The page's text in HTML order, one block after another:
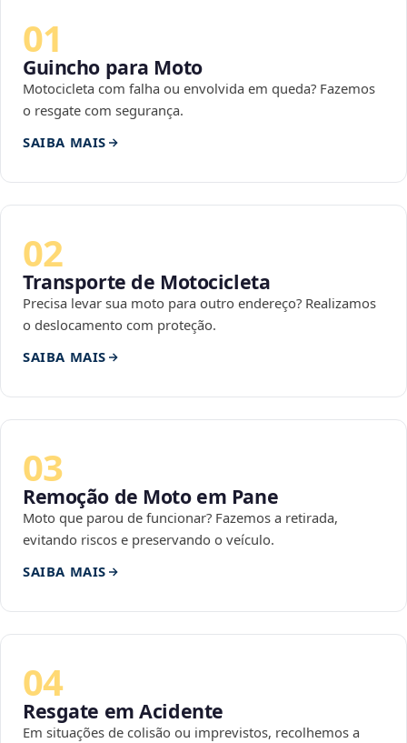
01
Guincho para Moto
Motocicleta com falha ou envolvida em queda? Fazemos
o resgate com segurança.
SAIBA MAIS
02
Transporte de Motocicleta
Precisa levar sua moto para outro endereço? Realizamos
o deslocamento com proteção.
SAIBA MAIS
03
Remoção de Moto em Pane
Moto que parou de funcionar? Fazemos a retirada,
evitando riscos e preservando o veículo.
SAIBA MAIS
04
Resgate em Acidente
Em situações de colisão ou imprevistos, recolhemos a